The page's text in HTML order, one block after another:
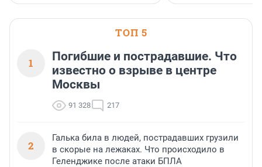
ТОП 5
1
Погибшие и пострадавшие. Что
известно о взрыве в центре
Москвы
91 328 217
2
Галька била в людей, пострадавших грузили
в скорые на лежаках. Что происходило в
Геленджике после атаки БПЛА